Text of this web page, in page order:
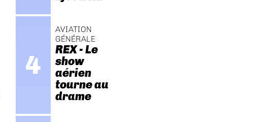
AVIATION
GÉNÉRALE
REX - Le
show
aérien
tourne au
drame